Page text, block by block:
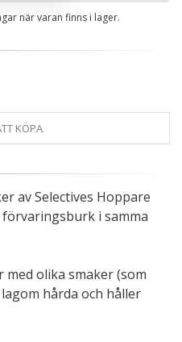
när varan finns i lager.
KÖPA
av Selectives Hoppare
i samma
olika smaker (som
hårda och håller